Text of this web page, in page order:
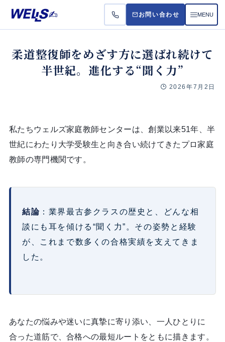
よ
お問い合わせ MENU
柔道整復師をめざす方に選ばれ続けて
半世紀。進化する“聞く力”
2026年7月2日
私たちウェルズ家庭教師センターは、創業以来51年、半
世紀にわたり大学受験生と向き合い続けてきたプロ家庭
教師の専門機関です。
結論 ：業界最古参クラスの歴史と、どんな相
談にも耳を傾ける“聞く力”。その姿勢と経験
が、これまで数多くの合格実績を支えてきま
した。
あなたの悩みや迷いに真摯に寄り添い、一人ひとりに
合った道筋で、合格への最短ルートをともに描きます。